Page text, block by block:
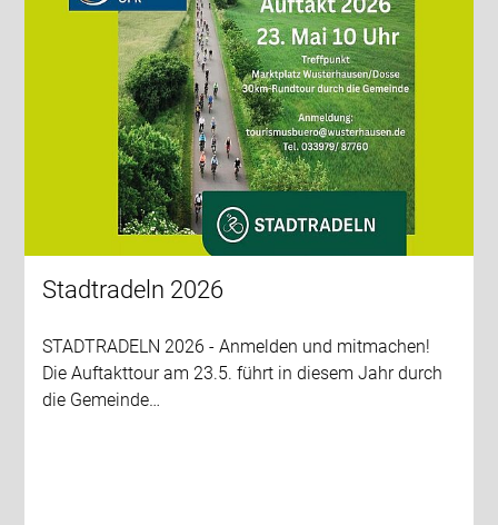
Stadtradeln 2026
STADTRADELN 2026 - Anmelden und mitmachen!
Die Auftakttour am 23.5. führt in diesem Jahr durch
die Gemeinde…